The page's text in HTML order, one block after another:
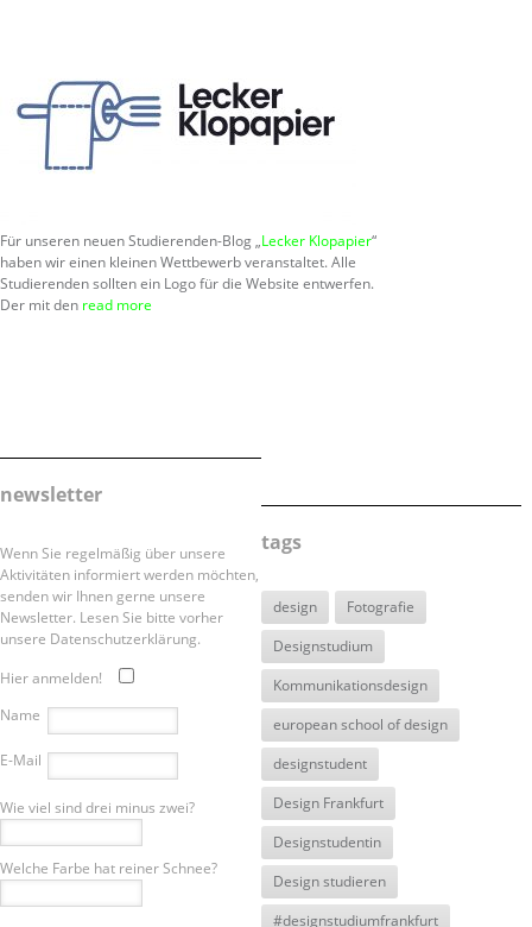
Für unseren neuen Studierenden-Blog „Lecker Klopapier“
haben wir einen kleinen Wettbewerb veranstaltet. Alle
Studierenden sollten ein Logo für die Website entwerfen.
Der mit den read more
newsletter
Wenn Sie regelmäßig über unsere
Aktivitäten informiert werden möchten,
senden wir Ihnen gerne unsere
Newsletter. Lesen Sie bitte vorher
unsere Datenschutzerklärung.
Hier anmelden!
Name
E-Mail
Wie viel sind drei minus zwei?
Welche Farbe hat reiner Schnee?
tags
design
Fotografie
Designstudium
Kommunikationsdesign
european school of design
designstudent
Design Frankfurt
Designstudentin
Design studieren
#designstudiumfrankfurt